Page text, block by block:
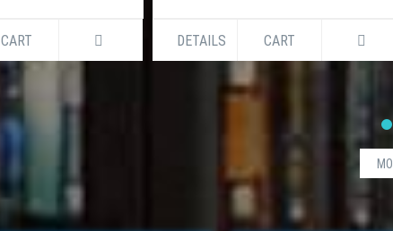
CART DETAILS CART